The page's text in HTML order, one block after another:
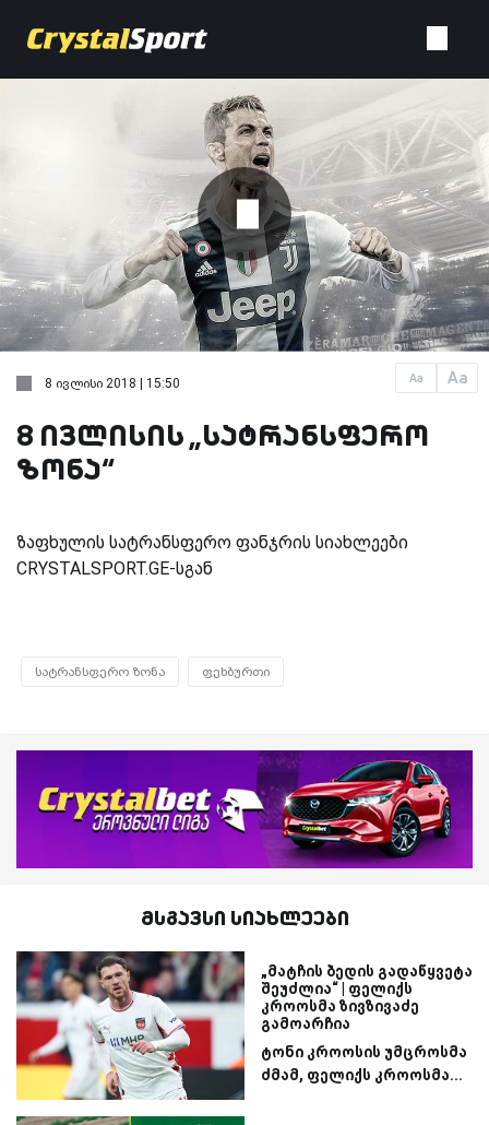
Aa Aa
8 ივლისი 2018 | 15:50
8 ივლისის „სატრანსფერო
ზონა“
ზაფხულის სატრანსფერო ფანჯრის სიახლეები
CRYSTALSPORT.GE-სგან
სატრანსფერო ზონა ფეხბურთი
მსგავსი სიახლეები
„მატჩის ბედის გადაწყვეტა
შეუძლია“ | ფელიქს
კროოსმა ზივზივაძე
გამოარჩია
ტონი კროოსის უმცროსმა
ძმამ, ფელიქს კროოსმა...